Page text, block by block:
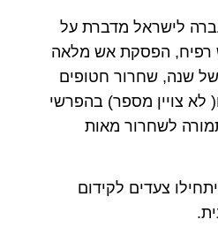
לישראל מדברת על
רפיח, הפסקת אש מלאה
שנה, שחרור חטופים
לא צויין מספר) בהפרשי
בתמורה לשחרור מאות
צעדים לקידום